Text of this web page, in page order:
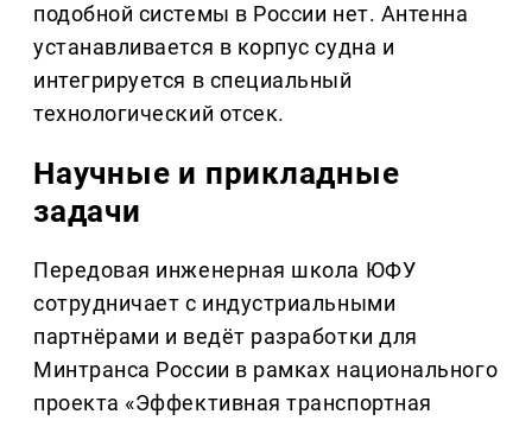
подобной системы в России нет. Антенна
устанавливается в корпус судна и
интегрируется в специальный
технологический отсек.
Научные и прикладные
задачи
Передовая инженерная школа ЮФУ
сотрудничает с индустриальными
партнёрами и ведёт разработки для
Минтранса России в рамках национального
проекта «Эффективная транспортная